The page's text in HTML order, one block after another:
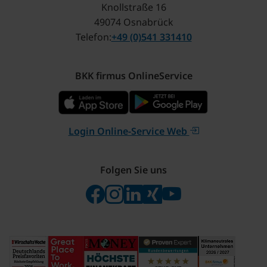
Knollstraße 16
49074 Osnabrück
Telefon +49 (0)541 331410
BKK firmus OnlineService
Login Online-Service Web
Folgen Sie uns
Folgen Sie uns auf Facebook
Folgen Sie uns auf Instagram
Besuchen Sie uns bei
Besuchen Sie uns bei
Besuchen Sie uns